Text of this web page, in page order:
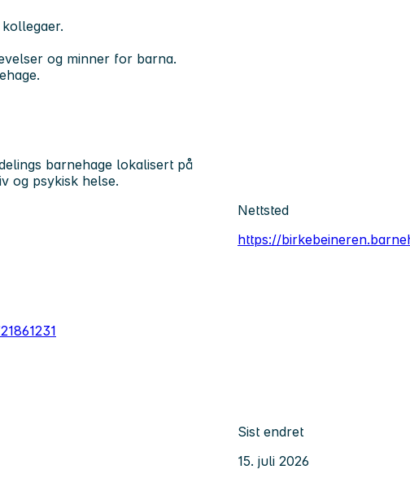
og minner for barna.
barnehage lokalisert på
og psykisk helse.
Nettsted
https://
Sist endret
15. juli 2026